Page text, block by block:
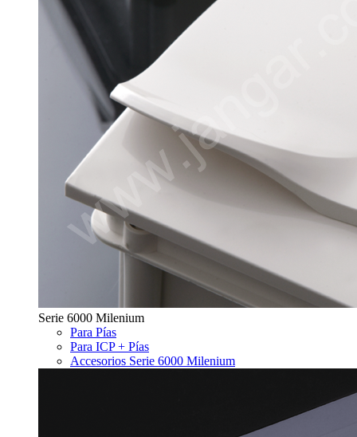
Serie 6000 Milenium
Para Pías
Para ICP + Pías
Accesorios Serie 6000 Milenium